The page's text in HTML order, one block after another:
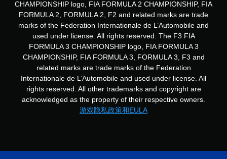
CHAMPIONSHIP logo, FIA FORMULA 2 CHAMPIONSHIP, FIA
FORMULA 2, FORMULA 2, F2 and related marks are trade
marks of the Federation Internationale de L’Automobile and
used under license. All rights reserved. The F3 FIA
FORMULA 3 CHAMPIONSHIP logo, FIA FORMULA 3
CHAMPIONSHIP, FIA FORMULA 3, FORMULA 3, F3 and
related marks are trade marks of the Federation
Internationale de L’Automobile and used under license. All
rights reserved. All other trademarks and copyright are
acknowledged as the property of their respective owners.
游戏隐私政策和EULA